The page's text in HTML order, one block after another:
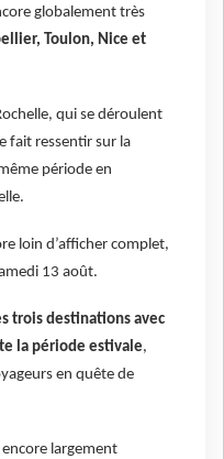
globalement très
Toulon, Nice et
qui se déroulent
fait ressentir sur la
période en
loin d’afficher complet,
13 août.
trois destinations avec
la période estivale,
en quête de
largement